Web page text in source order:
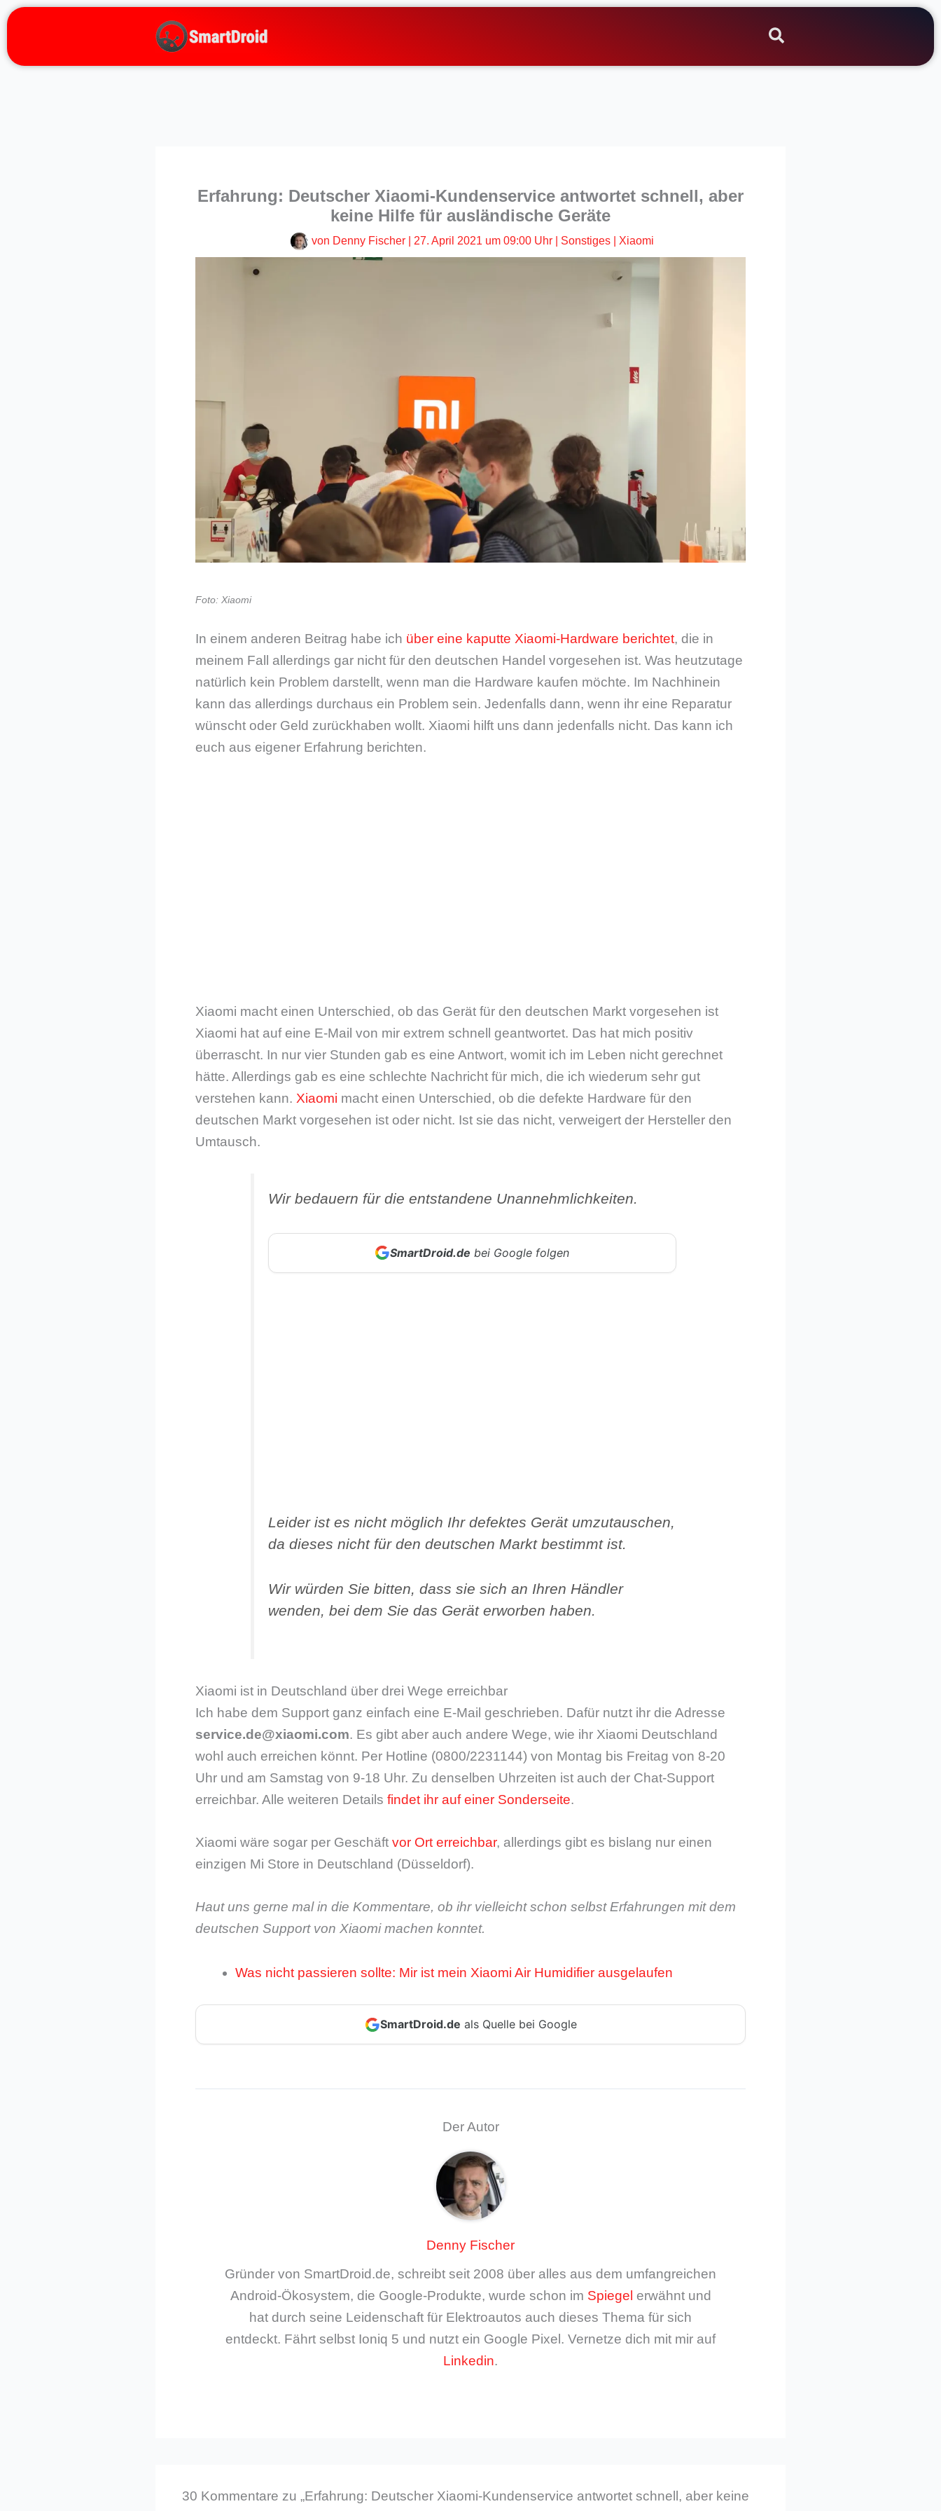
Zum
springen
Erfahrung: Deutscher Xiaomi-Kundenservice antwortet schnell, aber
keine Hilfe für ausländische Geräte
von Denny Fischer 27. April 2021 um 09:00 Uhr Sonstiges Xiaomi
Foto: Xiaomi
In einem anderen Beitrag habe ich über eine kaputte Xiaomi-Hardware berichtet, die in
meinem Fall allerdings gar nicht für den deutschen Handel vorgesehen ist. Was heutzutage
natürlich kein Problem darstellt, wenn man die Hardware kaufen möchte. Im Nachhinein
kann das allerdings durchaus ein Problem sein. Jedenfalls dann, wenn ihr eine Reparatur
wünscht oder Geld zurückhaben wollt. Xiaomi hilft uns dann jedenfalls nicht. Das kann ich
euch aus eigener Erfahrung berichten.
Xiaomi macht einen Unterschied, ob das Gerät für den deutschen Markt vorgesehen ist
Xiaomi hat auf eine E-Mail von mir extrem schnell geantwortet. Das hat mich positiv
überrascht. In nur vier Stunden gab es eine Antwort, womit ich im Leben nicht gerechnet
hätte. Allerdings gab es eine schlechte Nachricht für mich, die ich wiederum sehr gut
verstehen kann. Xiaomi macht einen Unterschied, ob die defekte Hardware für den
deutschen Markt vorgesehen ist oder nicht. Ist sie das nicht, verweigert der Hersteller den
Umtausch.
Wir bedauern für die entstandene Unannehmlichkeiten.
SmartDroid.de bei Google folgen
Leider ist es nicht möglich Ihr defektes Gerät umzutauschen,
da dieses nicht für den deutschen Markt bestimmt ist.
Wir würden Sie bitten, dass sie sich an Ihren Händler
wenden, bei dem Sie das Gerät erworben haben.
Xiaomi ist in Deutschland über drei Wege erreichbar
Ich habe dem Support ganz einfach eine E-Mail geschrieben. Dafür nutzt ihr die Adresse
service.de@xiaomi.com. Es gibt aber auch andere Wege, wie ihr Xiaomi Deutschland
wohl auch erreichen könnt. Per Hotline (0800/2231144) von Montag bis Freitag von 8-20
Uhr und am Samstag von 9-18 Uhr. Zu denselben Uhrzeiten ist auch der Chat-Support
erreichbar. Alle weiteren Details findet ihr auf einer Sonderseite.
Xiaomi wäre sogar per Geschäft vor Ort erreichbar, allerdings gibt es bislang nur einen
einzigen Mi Store in Deutschland (Düsseldorf).
Haut uns gerne mal in die Kommentare, ob ihr vielleicht schon selbst Erfahrungen mit dem
deutschen Support von Xiaomi machen konntet.
Was nicht passieren sollte: Mir ist mein Xiaomi Air Humidifier ausgelaufen
SmartDroid.de als Quelle bei Google
Der Autor
Denny Fischer
Gründer von SmartDroid.de, schreibt seit 2008 über alles aus dem umfangreichen
Android-Ökosystem, die Google-Produkte, wurde schon im Spiegel erwähnt und
hat durch seine Leidenschaft für Elektroautos auch dieses Thema für sich
entdeckt. Fährt selbst Ioniq 5 und nutzt ein Google Pixel. Vernetze dich mit mir auf
Linkedin.
30 Kommentare zu „Erfahrung: Deutscher Xiaomi-Kundenservice antwortet schnell, aber keine